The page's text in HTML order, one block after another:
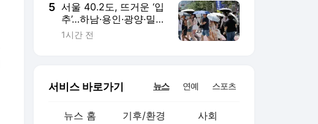
5 서울 40.2도, 뜨거운 ‘입
추’…하남·용인·광양·밀양
도 40도 넘었다
1시간 전
서비스 바로가기 뉴스 연예 스포츠
뉴스 홈 기후/환경 사회